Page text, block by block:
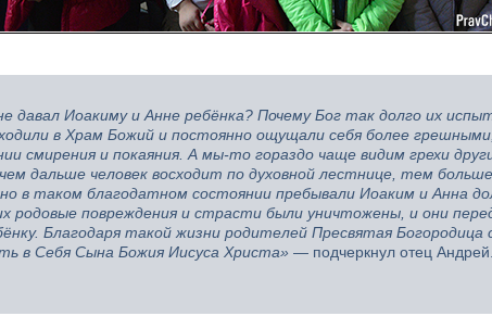
давал Иоакиму и Анне ребёнка? Почему Бог так долго их
ходили в Храм Божий и постоянно ощущали себя более
смирения и покаяния. А мы-то гораздо чаще видим грехи
дальше человек восходит по духовной лестнице, тем
в таком благодатном состоянии пребывали Иоаким и Анна
родовые повреждения и страсти были уничтожены, и они
Благодаря такой жизни родителей Пресвятая
в Себя Сына Божия Иисуса Христа» — подчеркнул отец Андрей.